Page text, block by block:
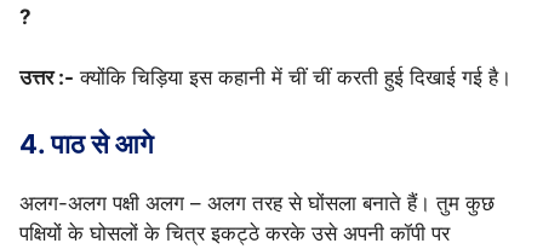
?
उत्तर :- क्योंकि चिड़िया इस कहानी में चीं चीं करती हुई दिखाई गई है।
4. पाठ से आगे
अलग-अलग पक्षी अलग – अलग तरह से घोंसला बनाते हैं। तुम कुछ
पक्षियों के घोसलों के चित्र इकट्ठे करके उसे अपनी कॉपी पर